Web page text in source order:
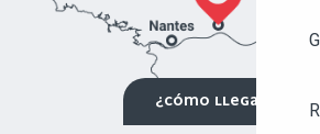
¿CÓMO LLEGAR?